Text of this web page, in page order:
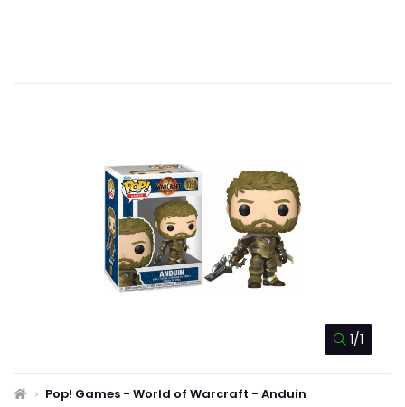
1/1
Pop! Games - World of Warcraft - Anduin